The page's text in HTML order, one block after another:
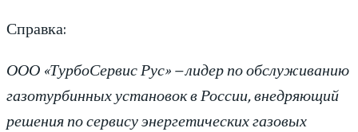
Справка:
ООО «ТурбоСервис Рус» – лидер по обслуживанию
газотурбинных установок в России, внедряющий
решения по сервису энергетических газовых